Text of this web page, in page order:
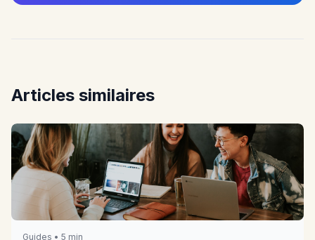
Articles similaires
Guides • 5 min